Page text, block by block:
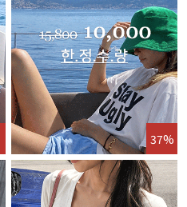
37%